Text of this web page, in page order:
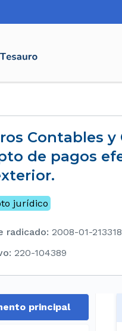
de pagos
jurídico
radicado: 2008-01-213318
: 220-104389
principal